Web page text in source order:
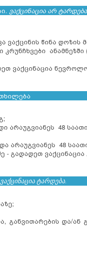
ვაქცინაცია არ
წინა დოზის
ანამნეზში
48
48
- გადადეთ
ვაქცინაცია ტარდება.
და/